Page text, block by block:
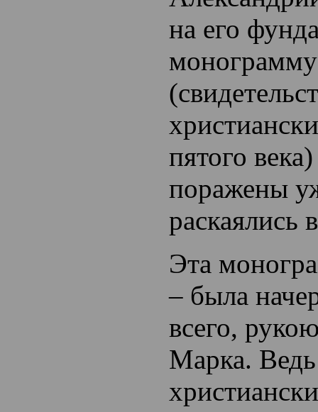
на его
пятого
поражены
раскаялись
Эта
– была
всего,
Марка.